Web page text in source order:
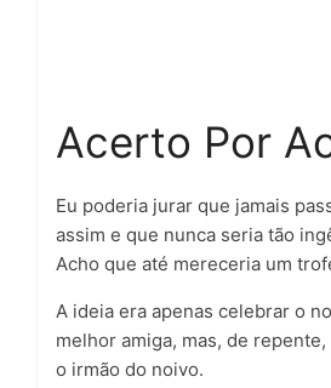
Acerto Por
Eu poderia jurar que jamais
assim e que nunca seria tão
Acho que até mereceria um
A ideia era apenas celebrar o
melhor amiga, mas, de
o irmão do noivo.